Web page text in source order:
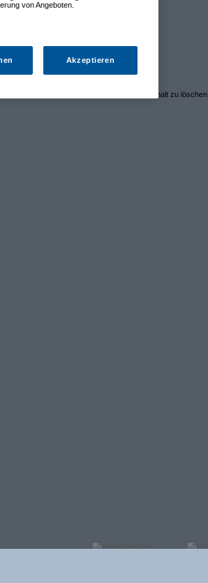
mit rechtswidrigem oder anstößigem Inhalt zu löschen.
von Angeboten.
Akzeptieren